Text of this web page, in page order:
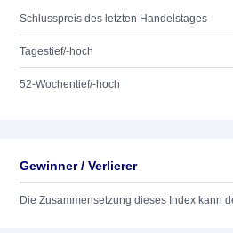
Schlusspreis des letzten Handelstages
Tagestief/-hoch
52-Wochentief/-hoch
Gewinner / Verlierer
Die Zusammensetzung dieses Index kann